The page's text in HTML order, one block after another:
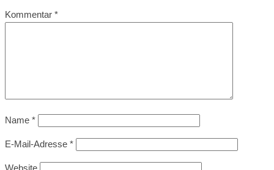
Kommentar *
Name *
E-Mail-Adresse *